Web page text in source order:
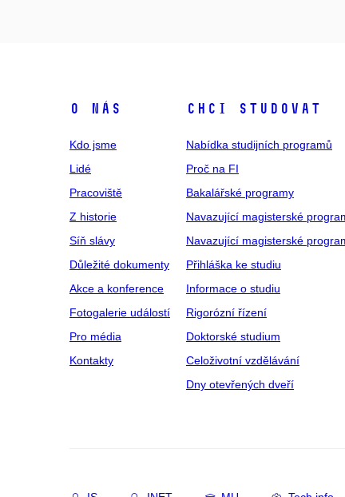
O NÁS
Kdo jsme
Lidé
Pracoviště
Z historie
Síň slávy
Důležité dokumenty
Akce a konference
Fotogalerie událostí
Pro média
Kontakty
CHCI STUDOVAT
Nabídka studijních programů
Proč na FI
Bakalářské programy
Navazující magisterské
Navazující magisterské
Přihláška ke studiu
Informace o studiu
Rigorózní řízení
Doktorské studium
Celoživotní vzdělávání
Dny otevřených dveří